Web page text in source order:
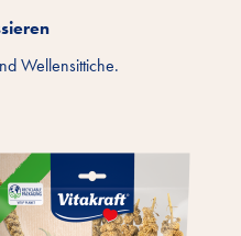
Wellensittiche.